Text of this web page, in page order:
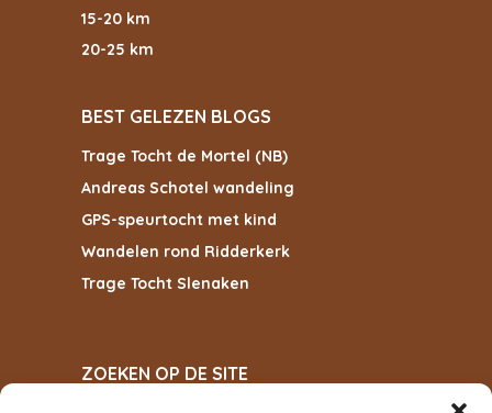
15-20 km
20-25 km
BEST GELEZEN BLOGS
Trage Tocht de Mortel (NB)
Andreas Schotel wandeling
GPS-speurtocht met kind
Wandelen rond Ridderkerk
Trage Tocht Slenaken
ZOEKEN OP DE SITE